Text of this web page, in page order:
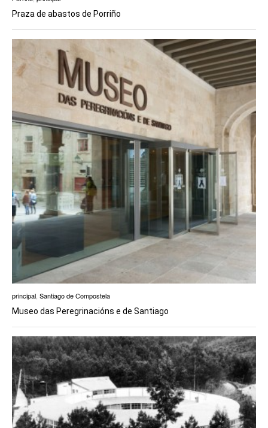
Praza de abastos de Porriño
principal Santiago de Compostela
Museo das Peregrinacións e de Santiago